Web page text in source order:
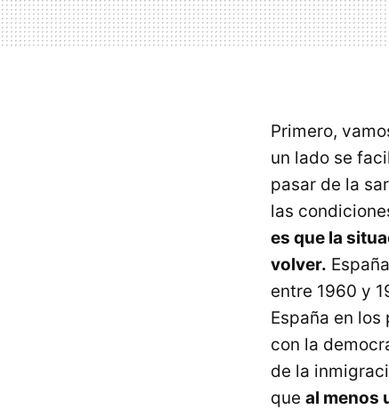
Primero,
un lado se
pasar de la
las
es que la
volver.
entre 1960 y
España en
con la
de la
que al menos